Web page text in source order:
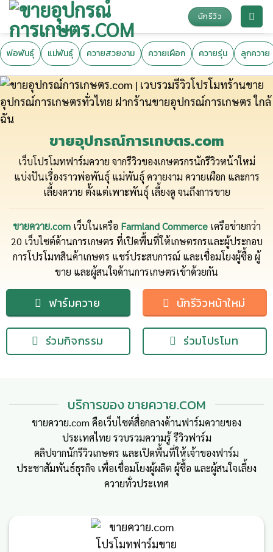
Skip
content
นักรีวิว
พ่อพันธุ์ แม่พันธุ์ ควายสวยงาม ควายเผือก ควายรุ่น ลูกควาย
ขายอุปกรณ์การเกษตร.com
เว็บโปรโมทฟาร์มควาย จากรีวิวของเกษตรกรนักรีวิวหน้าใหม่
แบ่งปันเรื่องราวพ่อพันธุ์ แม่พันธุ์ ควายงาม ควายเผือก และการ
เลี้ยงควาย ตั้งแต่เพาะพันธุ์ เลี้ยงดู จนถึงการขาย
ขายควาย.comเว็บในเครือ Farmland Commerceเครือข่ายกว่า
20 เว็บไซต์ด้านการเกษตร ที่เปิดพื้นที่ให้เกษตรกรและผู้ประกอบ
การโปรโมทสินค้าเกษตร แชร์ประสบการณ์ และเชื่อมโยงผู้ซื้อ ผู้
ขาย และผู้สนใจด้านการเกษตรเข้าด้วยกัน
ฟาร์มควาย นักรีวิวหน้าใหม่
ร่วมกิจกรรม ร่วมโปรโมท
บริการของ ขายควาย.COM
ขายควาย.com คือเว็บไซต์สื่อกลางด้านฟาร์มควายของ
ประเทศไทย รวบรวมความรู้ รีวิวฟาร์ม
คลิปจากนักรีวิวเกษตร และเปิดพื้นที่ให้เจ้าของฟาร์ม
ประชาสัมพันธ์ธุรกิจ เพื่อเชื่อมโยงผู้ผลิต ผู้ซื้อ และผู้สนใจเลี้ยง
ควายทั่วประเทศ